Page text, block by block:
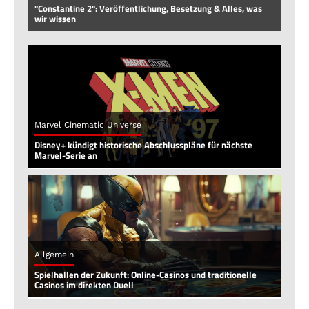
"Constantine 2": Veröffentlichung, Besetzung & Alles, was
wir wissen
Marvel Cinematic Universe
Disney+ kündigt historische Abschlusspläne für nächste
Marvel-Serie an
Allgemein
Spielhallen der Zukunft: Online-Casinos und traditionelle
Casinos im direkten Duell